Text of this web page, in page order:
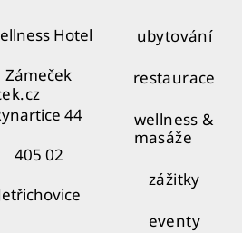
Hotel
Zámeček
44
405 02
ubytování
restaurace
wellness &
masáže
zážitky
eventy